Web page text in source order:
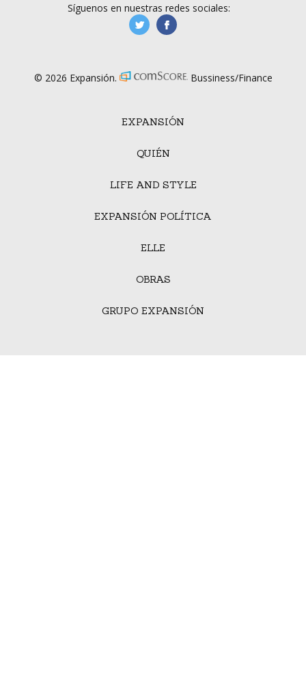
EXPANSIÓN
QUIÉN
LIFE AND STYLE
EXPANSIÓN POLÍTICA
ELLE
OBRAS
GRUPO EXPANSIÓN
Síguenos en nuestras redes sociales:
manufacturaGE
© 2026 Expansión. Bussiness/Finance